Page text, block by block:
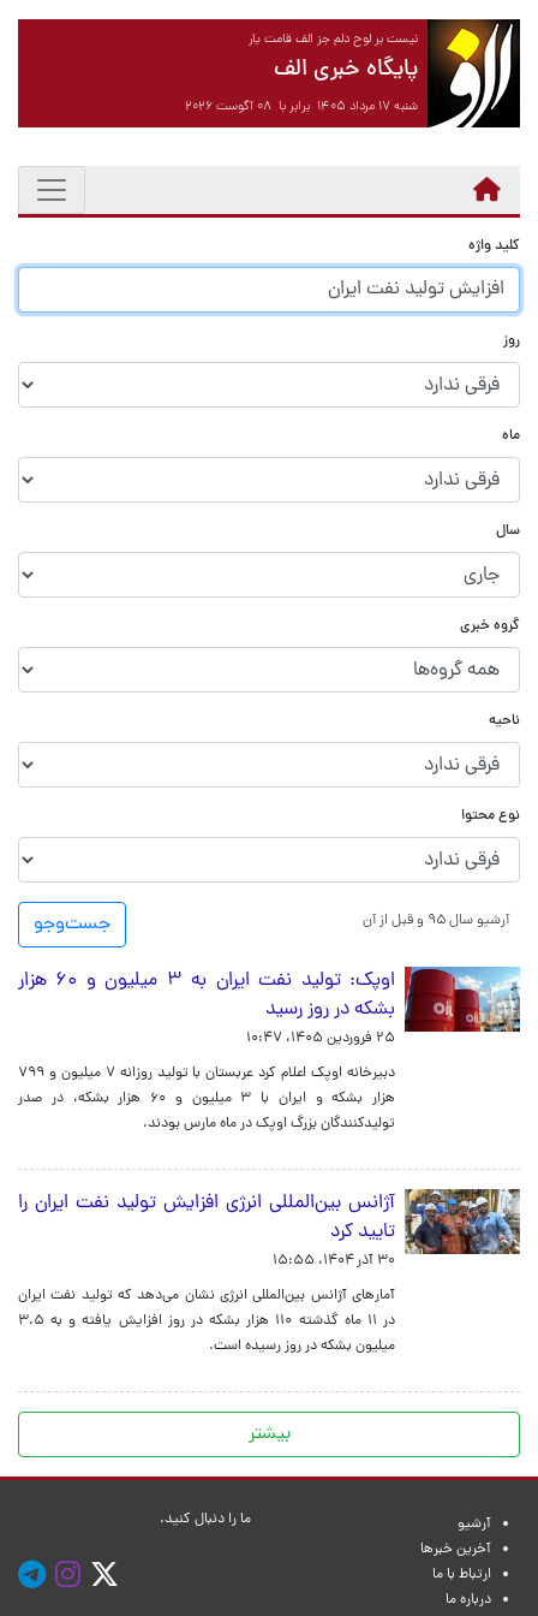
نیست بر لوح دلم جز الف قامت یار
پایگاه خبری الف
شنبه ۱۷ مرداد ۱۴۰۵ برابر با ۰۸ آگوست ۲۰۲۶
کلید واژه
روز
ماه
سال
گروه خبری
ناحیه
نوع محتوا
جست‌و‌جو آرشیو سال ۹۵ و قبل از آن
اوپک: تولید نفت ایران به ۳ میلیون و ۶۰ هزار
بشکه در روز رسید
۲۵ فروردین ۱۴۰۵، ۱۰:۴۷
دبیرخانه اوپک اعلام کرد عربستان با تولید روزانه ۷ میلیون و ۷۹۹
هزار بشکه و ایران با ۳ میلیون و ۶۰ هزار بشکه، در صدر
تولیدکنندگان بزرگ اوپک در ماه مارس بودند.
آژانس بین‌المللی انرژی افزایش تولید نفت ایران را
تایید کرد
۳۰ آذر ۱۴۰۴، ۱۵:۵۵
آمارهای آژانس بین‌المللی انرژی نشان می‌دهد که تولید نفت ایران
در ۱۱ ماه گذشته ۱۱۰ هزار بشکه در روز افزایش یافته و به ۳.۵
میلیون بشکه در روز رسیده است.
بیشتر
آرشیو
آخرین خبرها
ارتباط با ما
درباره ما
ما را دنبال کنید.